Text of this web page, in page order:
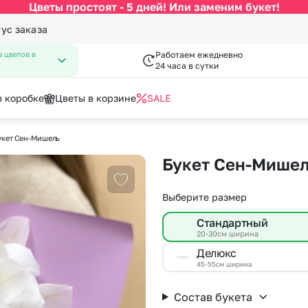
Цветы простоят - 5 дней! Или заменим букет!
заказа
цветов в
Работаем ежедневно
24 часа в сутки
По виду цветка
Букеты до 2500 руб
Распродажа
Букеты от 4000 руб.
Букеты 2500 - 4000 руб.
Недорогие цветы
Февраля
День Учителя
Пасха
Последний звонок
Повышение
Белые розы
Красные розы
Кремовые розы
Разноцветные розы
Розовые розы
коробке Цветы в корзине SALE
Сен-Мишель
Добавить в избранное
Букет Сен-
Выберите размер
Стандартный
20-30см ширина
Делюкс
45-55см ширина
Состав букета